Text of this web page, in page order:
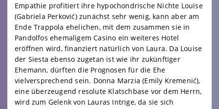
Empathie profitiert ihre hypochondrische Nichte Louise
(Gabriela Perković) zunächst sehr wenig, kann aber am
Ende Trappola ehelichen, mit dem zusammen sie in
Pandolfos ehemaligem Casino ein weiteres Hotel
eröffnen wird, finanziert natürlich von Laura. Da Louise
der Siesta ebenso zugetan ist wie ihr zukünftiger
Ehemann, dürften die Prognosen für die Ehe
vielversprechend sein. Donna Marzia (Emily Kremenić),
eine überzeugend resolute Klatschbase vor dem Herrn,
wird zum Gelenk von Lauras Intrige, da sie sich